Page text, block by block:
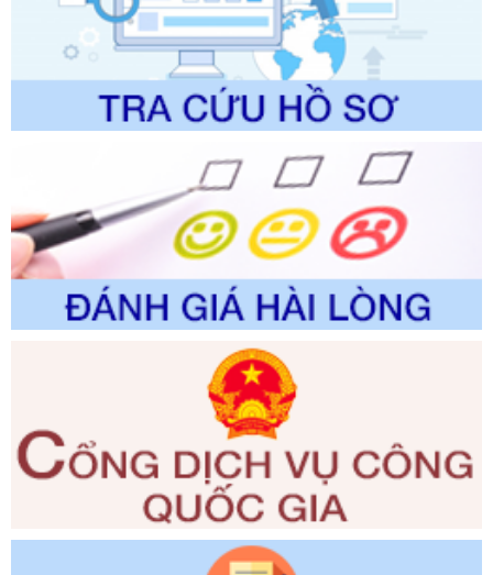
Tên: Quyết định công bố Danh mục thủ tục hành chính
được sửa đổi, bổ sung và phê duyệt Quy trình nội bộ, quy
trình điện tử giải quyết thủ tục hành chính trong lĩnh vực Du
lịch thuộc phạm vi chức năng quản lý của Sở Văn hóa, Thể
thao và Du lịch
Ngày ban hành: 01/06/2026
2310/QĐ-UBND
Tên: Về việc công bố Danh mục thủ tục hành chính sửa
đổi, bổ sung và phê duyệt Quy trình nội bộ, quy trình điện tử
trong giải quyết thủtục hành chính lĩnh vực biến đổi khí hậu
thuộc phạm vi giải quyết của Sở Nông nghiệp và Môi
trường
Ngày ban hành: 01/06/2026
Số kí hiệu:2300/QĐ-UBND
Tên: V/v công bố danh mục thủ tục hành chính được sửa
đổi, bổ sung và phê duyệt quy trình nội bộ, quy trình điện tử
giải quyết thủ tục hành chính trong lĩnh vực Luật sư thuộc
phạm vi chức năng quản lý của Sở Tư pháp
Ngày ban hành: 01/06/2026
351/2025/NĐ-CP
Tên: Nghị định số 351/2025/NĐ-CP của Chính phủ: Quy
định chuẩn nghèo đa chiều quốc gia giai đoạn 2026 - 2030
Ngày ban hành: 29/12/2026